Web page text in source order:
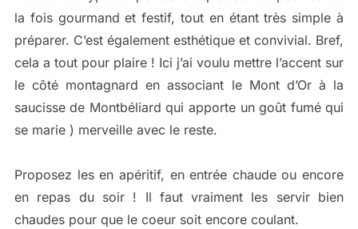
la fois gourmand et festif, tout en étant très simple à
préparer. C’est également esthétique et convivial. Bref,
cela a tout pour plaire ! Ici j’ai voulu mettre l’accent sur
le côté montagnard en associant le Mont d’Or à la
saucisse de Montbéliard qui apporte un goût fumé qui
se marie ) merveille avec le reste.
Proposez les en apéritif, en entrée chaude ou encore
en repas du soir ! Il faut vraiment les servir bien
chaudes pour que le coeur soit encore coulant.